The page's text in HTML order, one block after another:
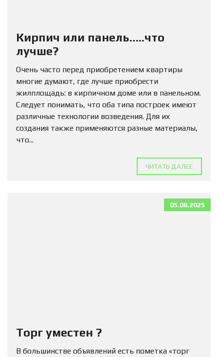
Кирпич или панель…..что
лучше?
Очень часто перед приобретением квартиры
многие думают, где лучше приобрести
жилплощадь: в кирпичном доме или в панельном.
Следует понимать, что оба типа построек имеют
различные технологии возведения. Для их
создания также применяются разные материалы,
что...
ЧИТАТЬ ДАЛЕЕ
05.08.2025
Торг уместен ?
В большинстве объявлений есть пометка «торг